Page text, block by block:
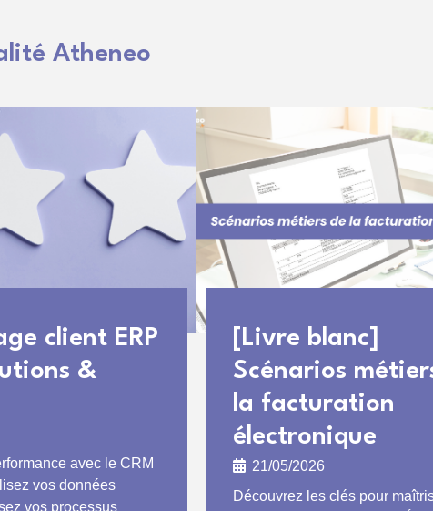
Atheneo
client ERP
&
avec le CRM
vos données
vos processus
[Livre blanc]
Scénarios
la facturation
électronique
21/05/2026
Découvrez les clés pour